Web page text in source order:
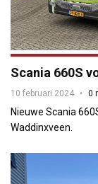
Scania 660S
10 februari 2024 0
Nieuwe Scania
Waddinxveen.